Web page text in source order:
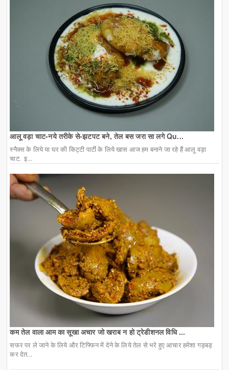
आलू वड़ा चाट-नये तरीके से-झटपट बने, तेल बस जरा सा लगे Qu...
स्नैक्स के लिये या घर की किट्टी पार्टी के लिये खास आज हम बनाने जा रहे हैं आलू वड़ा
चाट. इ...
कम तेल वाला आम का सूखा अचार जो खराब न हो ट्रेडीशनल विधि ...
सफर पर ले जाने के लिये और टिफ्फिन में देने के लिये तेल से भरे हुए आचार हमेशा गड़बड़
कर देत...